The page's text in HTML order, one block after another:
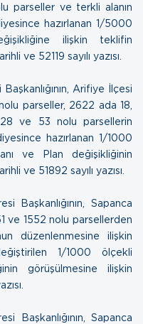
parseller ve terkli alanın
hazırlanan 1/5000
ilişkin teklifin
ve 52119 sayılı yazısı.
Arifiye İlçesi
parseller, 2622 ada 18,
ve 53 nolu parsellerin
hazırlanan 1/1000
ve Plan değişikliğinin
ve 51892 sayılı yazısı.
Başkanlığının, Sapanca
ve 1552 nolu parsellerden
düzenlenmesine ilişkin
1/1000 ölçekli
görüşülmesine ilişkin
Başkanlığının, Sapanca